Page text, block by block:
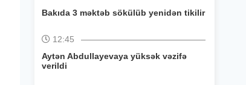
Bakıda 3 məktəb sökülüb yenidən tikilir
12:45
Aytən Abdullayevaya yüksək vəzifə
verildi